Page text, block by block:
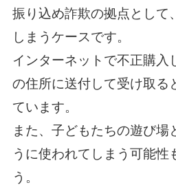
振り込め詐欺の拠点として
しまうケースです。
インターネットで不正購入
の住所に送付して受け取る
ています。
また、子どもたちの遊び場
うに使われてしまう可能性
う。